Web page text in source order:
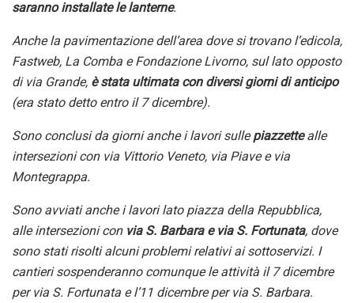
saranno installate le lanterne.
Anche la pavimentazione dell’area dove si trovano l’edicola,
Fastweb, La Comba e Fondazione Livorno, sul lato opposto
di via Grande, è stata ultimata con diversi giorni di anticipo
(era stato detto entro il 7 dicembre).
Sono conclusi da giorni anchei lavori sullepiazzettealle
intersezioni con via Vittorio Veneto, via Piave e via
Montegrappa.
Sono avviati anche i lavorilato piazza della Repubblica,
alle intersezioni con via S. Barbara eviaS. Fortunata, dove
sono stati risolti alcuniproblemirelativi aisottoservizi. I
cantieri sospenderanno comunque le attività il 7 dicembre
per via S. Fortunata e l’11 dicembre per via S. Barbara.